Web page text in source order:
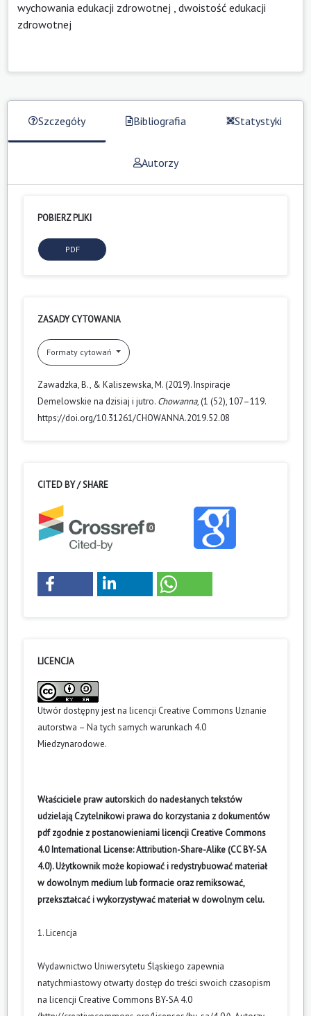
wychowania edukacji zdrowotnej dwoistość edukacji
zdrowotnej
Szczegóły Bibliografia Statystyki
Autorzy
POBIERZ PLIKI
PDF
ZASADY CYTOWANIA
Formaty cytowań
Zawadzka, B., & Kaliszewska, M. (2019). Inspiracje
Demelowskie na dzisiaj i jutro. Chowanna, (1 (52), 107–119.
https://doi.org/10.31261/CHOWANNA.2019.52.08
CITED BY / SHARE
0
LICENCJA
Utwór dostępny jest na licencji Creative Commons Uznanie
autorstwa – Na tych samych warunkach 4.0
Miedzynarodowe.
Właściciele praw autorskich do nadesłanych tekstów
udzielają Czytelnikowi prawa do korzystania z dokumentów
pdf zgodnie z postanowieniami licencji Creative Commons
4.0 International License: Attribution-Share-Alike (CC BY-SA
4.0). Użytkownik może kopiować i redystrybuować materiał
w dowolnym medium lub formacie oraz remiksować,
przekształcać i wykorzystywać materiał w dowolnym celu.
1. Licencja
Wydawnictwo Uniwersytetu Śląskiego zapewnia
natychmiastowy otwarty dostęp do treści swoich czasopism
na licencji Creative Commons BY-SA 4.0